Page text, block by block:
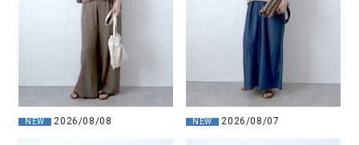
NEW 2026/08/08 NEW 2026/08/07